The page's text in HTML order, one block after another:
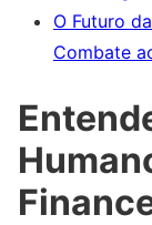
O Futuro
Combate